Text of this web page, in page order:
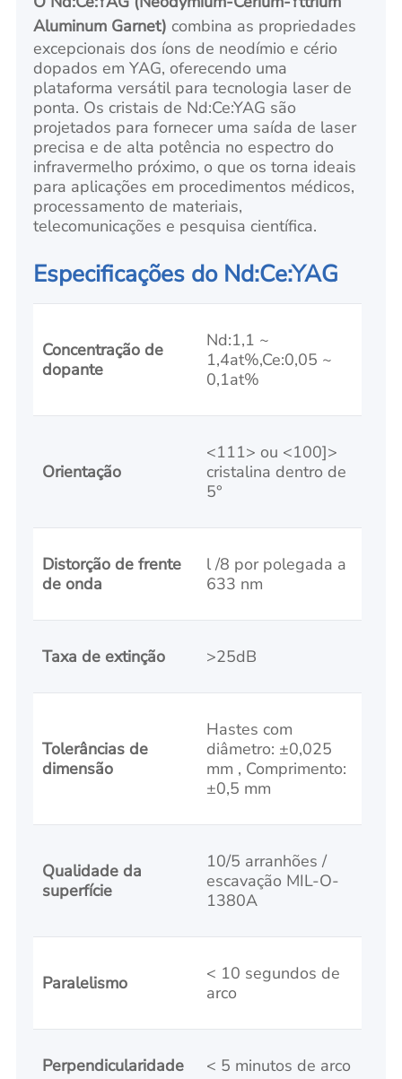
Aluminum Garnet) combina as propriedades
excepcionais dos íons de neodímio e cério
dopados em YAG, oferecendo uma
plataforma versátil para tecnologia laser de
ponta. Os cristais de Nd:Ce:YAG são
projetados para fornecer uma saída de laser
precisa e de alta potência no espectro do
infravermelho próximo, o que os torna ideais
para aplicações em procedimentos médicos,
processamento de materiais,
telecomunicações e pesquisa científica.
Especificações do Nd:Ce:YAG
Concentração de
dopante
Nd:1,1 ~
1,4at%,Ce:0,05 ~
0,1at%
Orientação
<111> ou <100]>
cristalina dentro de
5°
Distorção de frente
de onda
l /8 por polegada a
633 nm
Taxa de extinção >25dB
Tolerâncias de
dimensão
Hastes com
diâmetro: ±0,025
mm , Comprimento:
±0,5 mm
Qualidade da
superfície
10/5 arranhões /
escavação MIL-O-
1380A
Paralelismo
< 10 segundos de
arco
Perpendicularidade < 5 minutos de arco